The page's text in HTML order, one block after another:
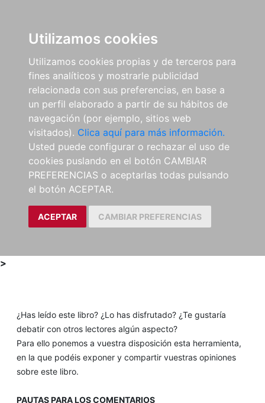
Utilizamos cookies
Utilizamos cookies propias y de terceros para
fines analíticos y mostrarle publicidad
relacionada con sus preferencias, en base a
un perfil elaborado a partir de su hábitos de
navegación (por ejemplo, sitios web
visitados). Clica aquí para más información.
Usted puede configurar o rechazar el uso de
cookies puslando en el botón CAMBIAR
PREFERENCIAS o aceptarlas todas pulsando
el botón ACEPTAR.
ACEPTAR CAMBIAR PREFERENCIAS
>
¿Has leído este libro? ¿Lo has disfrutado? ¿Te gustaría
debatir con otros lectores algún aspecto?
Para ello ponemos a vuestra disposición esta herramienta,
en la que podéis exponer y compartir vuestras opiniones
sobre este libro.
PAUTAS PARA LOS COMENTARIOS